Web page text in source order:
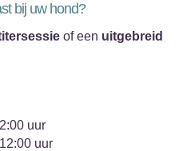
bij uw hond?
of een uitgebreid
uur
uur